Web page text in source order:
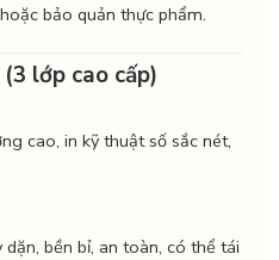
bảo quản thực phẩm.
lớp cao cấp)
cao, in kỹ thuật số sắc nét,
bền bỉ, an toàn, có thể tái